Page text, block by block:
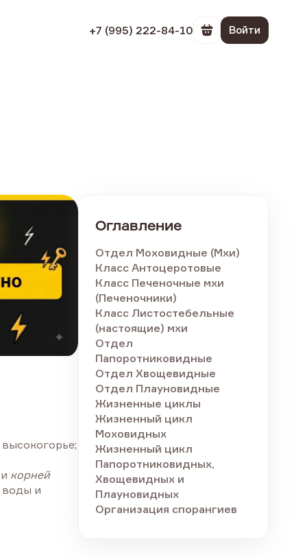
+7 (995) 222-84-10 Перейти в
Войти
корней
воды и
Оглавление
Отдел Моховидные (Мхи)
Класс Антоцеротовые
Класс Печеночные мхи
(Печеночники)
Класс Листостебельные
(настоящие) мхи
Отдел
Папоротниковидные
Отдел Хвощевидные
Отдел Плауновидные
Жизненные циклы
Жизненный цикл
Моховидных
Жизненный цикл
Папоротниковидных,
Хвощевидных и
Плауновидных
Организация спорангиев